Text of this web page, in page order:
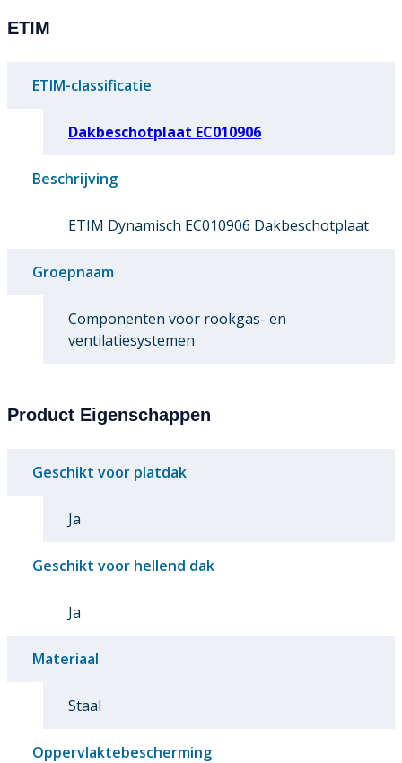
ETIM
ETIM-classificatie
Dakbeschotplaat EC010906
Beschrijving
ETIM Dynamisch EC010906 Dakbeschotplaat
Groepnaam
Componenten voor rookgas- en
ventilatiesystemen
Product Eigenschappen
Geschikt voor platdak
Ja
Geschikt voor hellend dak
Ja
Materiaal
Staal
Oppervlaktebescherming